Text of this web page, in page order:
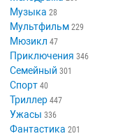
Музыка 28
Мультфильм 229
Мюзикл 47
Приключения 346
Семейный 301
Спорт 40
Триллер 447
Ужасы 336
Фантастика 201